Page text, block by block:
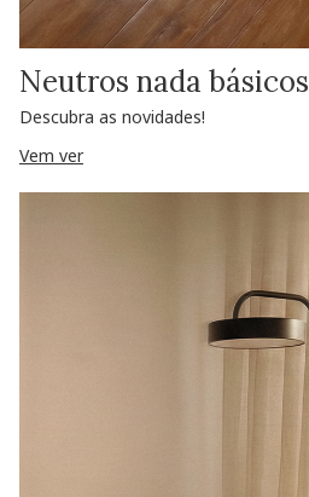
Neutros nada básicos
Descubra as novidades!
Vem ver